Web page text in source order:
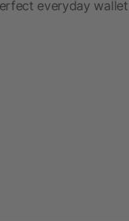
everyday